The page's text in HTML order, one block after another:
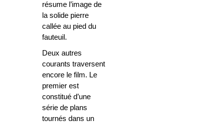
résume l’image de
la solide pierre
callée au pied du
fauteuil.
Deux autres
courants traversent
encore le film. Le
premier est
constitué d’une
série de plans
tournés dans un